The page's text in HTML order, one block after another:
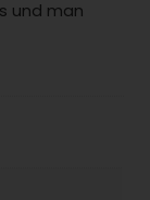
und man